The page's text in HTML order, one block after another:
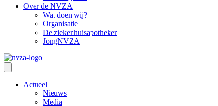
Over de NVZA
Wat doen wij?
Organisatie
De ziekenhuisapotheker
JongNVZA
Actueel
Nieuws
Media